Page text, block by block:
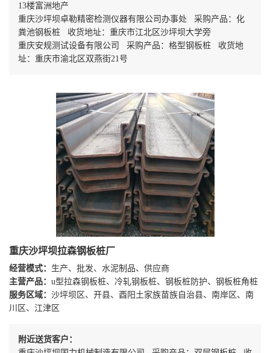
13楼富洲地产
重庆沙坪坝卓勒精密检测仪器有限公司办事处 采购产品：化
粪池钢板桩 收货地址：重庆市江北区沙坪坝大学旁
重庆安规测试设备有限公司 采购产品：格型钢板桩 收货地
址：重庆市渝北区双燕街21号
重庆沙坪坝拉森钢板桩厂
经营模式： 生产、批发、水泥制品、供应商
主营产品： u型拉森钢板桩、冷轧钢板桩、钢板桩防护、钢板桩角桩
服务区域： 沙坪坝区、开县、酉阳土家族苗族自治县、南岸区、南
川区、江津区
附近送货客户：